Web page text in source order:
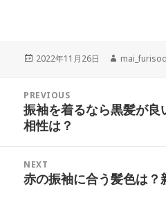
Posted
2022年11月26日 Author
PREVIOUS
Previous
post:
振袖を着るなら黒髪が
相性は？
NEXT
Next
赤の振袖に合う髪色は？